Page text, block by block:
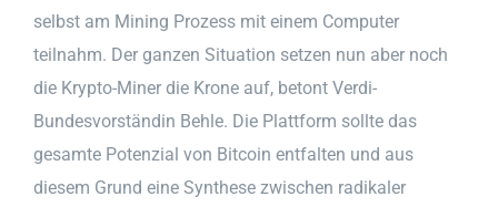
selbst am Mining Prozess mit einem Computer
teilnahm. Der ganzen Situation setzen nun aber noch
die Krypto-Miner die Krone auf, betont Verdi-
Bundesvorständin Behle. Die Plattform sollte das
gesamte Potenzial von Bitcoin entfalten und aus
diesem Grund eine Synthese zwischen radikaler